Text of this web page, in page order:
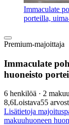
Immaculate
porteilla,
Premium-majoittaja
Immaculate
huoneisto
6 henkilöä · 2
8,6Loistava55
Lisätietoja
makuuhuoneen